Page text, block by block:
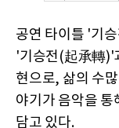
공연 타이틀 '기
'기승전(起承轉)'
현으로, 삶의 수
야기가 음악을 통
담고 있다.